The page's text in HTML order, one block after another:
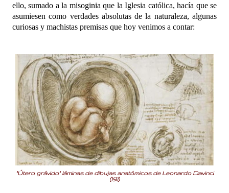
ello, sumado a la misoginia que la Iglesia católica, hacía que se
asumiesen como verdades absolutas de la naturaleza, algunas
curiosas y machistas premisas que hoy venimos a contar:
"Útero grávido" láminas de dibujas anatómicos de Leonardo Davinci
(1511)